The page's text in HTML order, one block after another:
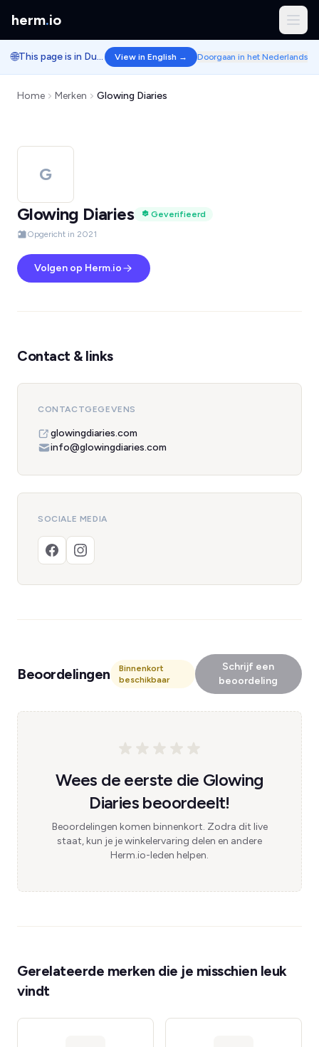
herm.io
🌐 This page is in Dutch. View in English → Doorgaan in het Nederlands
Home Merken Glowing Diaries
G
Glowing Diaries
Geverifieerd
Opgericht in 2021
Volgen op Herm.io
Contact & links
CONTACTGEGEVENS
glowingdiaries.com
info@glowingdiaries.com
SOCIALE MEDIA
Beoordelingen
Binnenkort
beschikbaar
Schrijf een
beoordeling
Wees de eerste die Glowing
Diaries beoordeelt!
Beoordelingen komen binnenkort. Zodra dit live
staat, kun je je winkelervaring delen en andere
Herm.io-leden helpen.
Gerelateerde merken die je misschien leuk
vindt